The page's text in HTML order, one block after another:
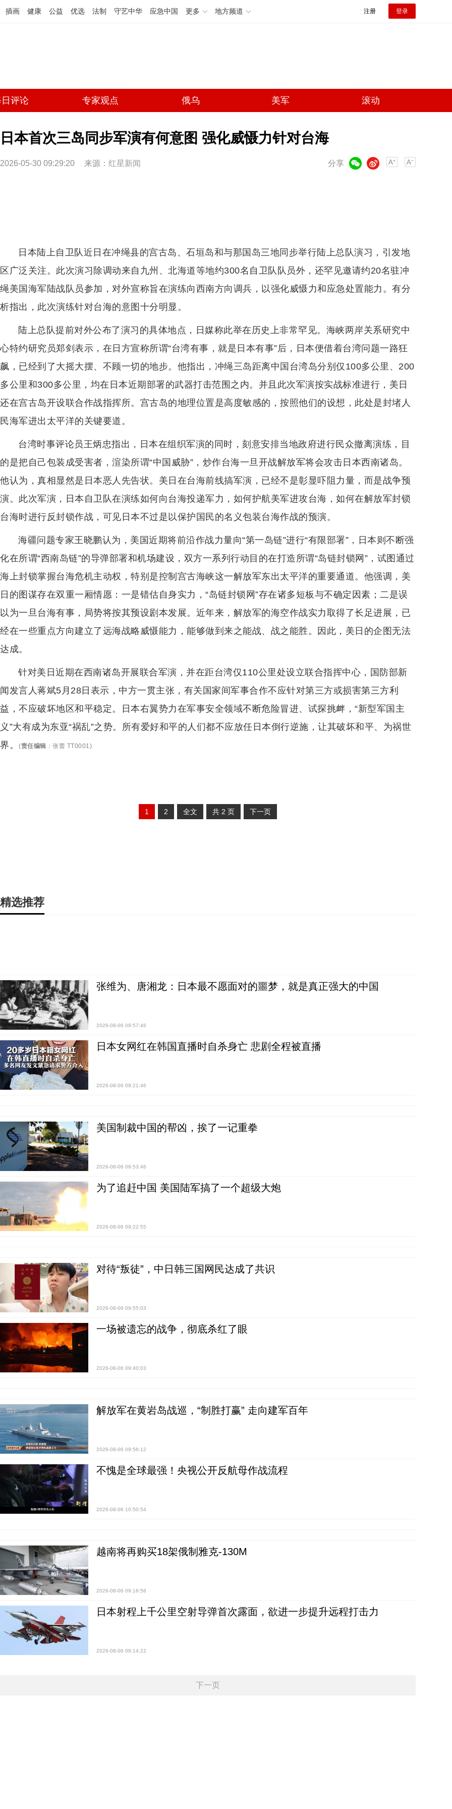
插画 健康 公益 优选 法制 守艺中华 应急中国 更多 地方频道 注册 登录
评论 专家观点 俄乌 美军 滚动
日本首次三岛同步军演有何意图 强化威慑力针对台海
2026-05-30 09:29:20 来源： 红星新闻 分享
微博
日本陆上自卫队近日在冲绳县的宫古岛、石垣岛和与那国岛三地同步举行陆上总队演习，引发地
区广泛关注。此次演习除调动来自九州、北海道等地约300名自卫队队员外，还罕见邀请约20名驻冲
绳美国海军陆战队员参加，对外宣称旨在演练向西南方向调兵，以强化威慑力和应急处置能力。有分
析指出，此次演练针对台海的意图十分明显。
陆上总队提前对外公布了演习的具体地点，日媒称此举在历史上非常罕见。海峡两岸关系研究中
心特约研究员郑剑表示，在日方宣称所谓“台湾有事，就是日本有事”后，日本便借着台湾问题一路狂
飙，已经到了大摇大摆、不顾一切的地步。他指出，冲绳三岛距离中国台湾岛分别仅100多公里、200
多公里和300多公里，均在日本近期部署的武器打击范围之内。并且此次军演按实战标准进行，美日
还在宫古岛开设联合作战指挥所。宫古岛的地理位置是高度敏感的，按照他们的设想，此处是封堵人
民海军进出太平洋的关键要道。
台湾时事评论员王炳忠指出，日本在组织军演的同时，刻意安排当地政府进行民众撤离演练，目
的是把自己包装成受害者，渲染所谓“中国威胁”，炒作台海一旦开战解放军将会攻击日本西南诸岛。
他认为，真相显然是日本恶人先告状。美日在台海前线搞军演，已经不是彰显吓阻力量，而是战争预
演。此次军演，日本自卫队在演练如何向台海投递军力，如何护航美军进攻台海，如何在解放军封锁
台海时进行反封锁作战，可见日本不过是以保护国民的名义包装台海作战的预演。
海疆问题专家王晓鹏认为，美国近期将前沿作战力量向“第一岛链”进行“有限部署”，日本则不断强
化在所谓“西南岛链”的导弹部署和机场建设，双方一系列行动目的在打造所谓“岛链封锁网”，试图通过
海上封锁掌握台海危机主动权，特别是控制宫古海峡这一解放军东出太平洋的重要通道。他强调，美
日的图谋存在双重一厢情愿：一是错估自身实力，“岛链封锁网”存在诸多短板与不确定因素；二是误
以为一旦台海有事，局势将按其预设剧本发展。近年来，解放军的海空作战实力取得了长足进展，已
经在一些重点方向建立了远海战略威慑能力，能够做到来之能战、战之能胜。因此，美日的企图无法
达成。
针对美日近期在西南诸岛开展联合军演，并在距台湾仅110公里处设立联合指挥中心，国防部新
闻发言人蒋斌5月28日表示，中方一贯主张，有关国家间军事合作不应针对第三方或损害第三方利
益，不应破坏地区和平稳定。日本右翼势力在军事安全领域不断危险冒进、试探挑衅，“新型军国主
义”大有成为东亚“祸乱”之势。所有爱好和平的人们都不应放任日本倒行逆施，让其破坏和平、为祸世
界。
(责任编辑 ： 张蕾 TT0001)
1 2 全文 共 2 页 下一页
精选推荐
张维为、唐湘龙：日本最不愿面对的噩梦，就是真正强大的中国
2026-08-06 09:57:46
日本女网红在韩国直播时自杀身亡 悲剧全程被直播
2026-08-06 09:21:46
美国制裁中国的帮凶，挨了一记重拳
2026-08-06 09:53:46
为了追赶中国 美国陆军搞了一个超级大炮
2026-08-06 09:22:55
对待“叛徒”，中日韩三国网民达成了共识
2026-08-06 09:55:03
一场被遗忘的战争，彻底杀红了眼
2026-08-06 09:40:03
解放军在黄岩岛战巡，“制胜打赢” 走向建军百年
2026-08-06 09:56:12
不愧是全球最强！央视公开反航母作战流程
2026-08-06 10:50:54
越南将再购买18架俄制雅克-130M
2026-08-06 09:16:58
日本射程上千公里空射导弹首次露面，欲进一步提升远程打击力
2026-08-06 09:14:22
下一页